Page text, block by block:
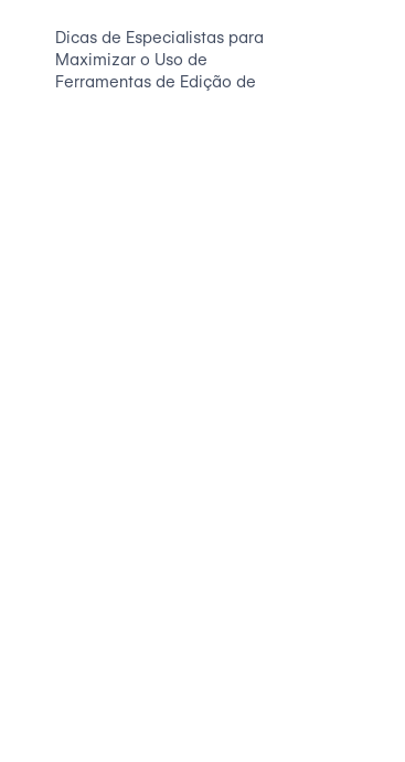
Dicas de Especialistas para
Maximizar o Uso de
Ferramentas de Edição de